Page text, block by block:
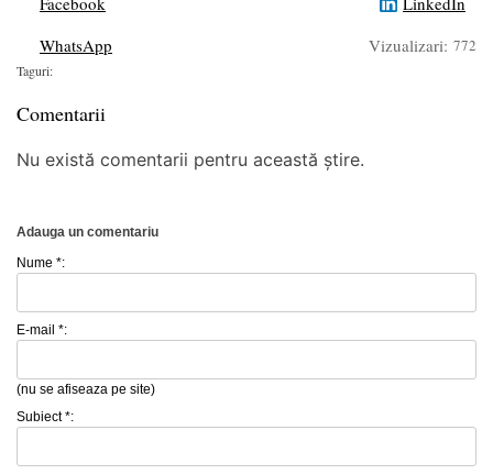
WhatsApp
Vizualizari: 772
Taguri:
Comentarii
Nu există comentarii pentru această știre.
Adauga un comentariu
Nume *:
E-mail *:
(nu se afiseaza pe site)
Subiect *: